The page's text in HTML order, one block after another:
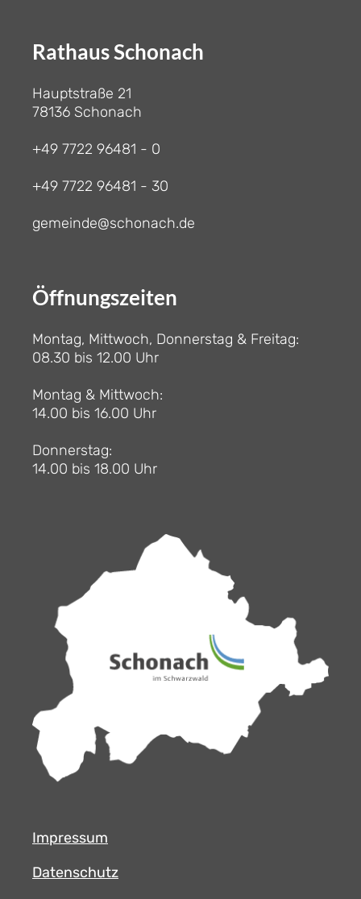
Rathaus Schonach
Hauptstraße 21
78136 Schonach
+49 7722 96481 - 0
+49 7722 96481 - 30
gemeinde@schonach.de
Öffnungszeiten
Montag, Mittwoch, Donnerstag & Freitag:
08.30 bis 12.00 Uhr
Montag & Mittwoch:
14.00 bis 16.00 Uhr
Donnerstag:
14.00 bis 18.00 Uhr
Impressum
Datenschutz